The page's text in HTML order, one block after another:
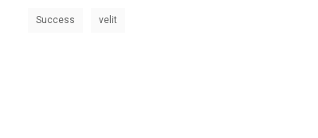
Success velit